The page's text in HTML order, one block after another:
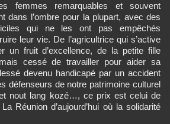
femmes remarquables et souvent
dans l’ombre pour la plupart, avec des
qui ne les ont pas empêchés
leur vie. De l’agricultrice qui s’active
un fruit d’excellence, de la petite fille
cessé de travailler pour aider sa
devenu handicapé par un accident
défenseurs de notre patrimoine culturel
nout lang kozé…, ce prix est celui de
Réunion d’aujourd’hui où la solidarité